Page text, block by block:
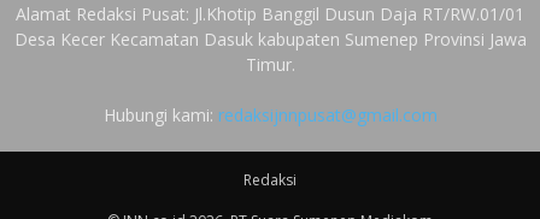
Alamat Redaksi Pusat: Jl.Khotip Banggil Dusun Daja RT/RW.01/01
Desa Kecer Kecamatan Dasuk kabupaten Sumenep Provinsi Jawa
Timur.
Hubungi kami: redaksijnnpusat@gmail.com
Redaksi